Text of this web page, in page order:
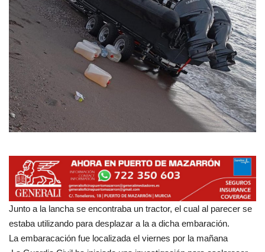
Galerías
Contacto
Empresas
Junto a la lancha se encontraba un tractor, el cual al parecer se
estaba utilizando para desplazar a la a dicha embaración.
La embaracación fue localizada el viernes por la mañana